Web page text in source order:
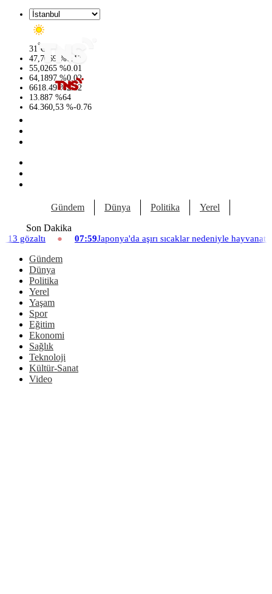
31°C
47,7069 %0.17
55,0265 %0.01
64,1897 %0.02
6618.49 %2.12
13.887 %64
64.360,53 %-0.76
Gündem Dünya Politika Yerel
Son Dakika
Japonya'da aşırı sıcaklar nedeniyle hayvanat bahçesinde üç aslan
Gündem
Dünya
Politika
Yerel
Yaşam
Spor
Eğitim
Ekonomi
Sağlık
Teknoloji
Kültür-Sanat
Video